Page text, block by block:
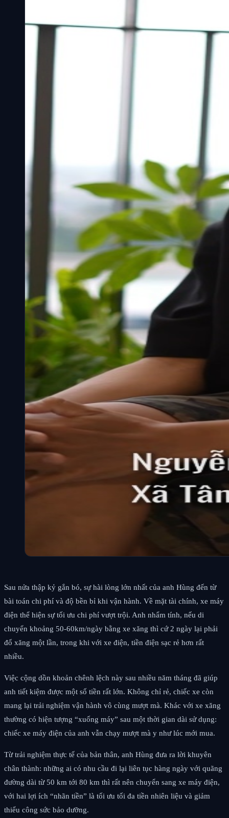
Sau nửa thập kỷ gắn bó, sự hài lòng lớn nhất của anh Hùng đến từ
bài toán chi phí và độ bền bỉ khi vận hành. Về mặt tài chính, xe máy
điện thể hiện sự tối ưu chi phí vượt trội. Anh nhẩm tính, nếu di
chuyển khoảng 50-60km/ngày bằng xe xăng thì cứ 2 ngày lại phải
đổ xăng một lần, trong khi với xe điện, tiền điện sạc rẻ hơn rất
nhiều.
Việc cộng dồn khoản chênh lệch này sau nhiều năm tháng đã giúp
anh tiết kiệm được một số tiền rất lớn. Không chỉ rẻ, chiếc xe còn
mang lại trải nghiệm vận hành vô cùng mượt mà. Khác với xe xăng
thường có hiện tượng “xuống máy” sau một thời gian dài sử dụng:
chiếc xe máy điện của anh vẫn chạy mượt mà y như lúc mới mua.
Từ trải nghiệm thực tế của bản thân, anh Hùng đưa ra lời khuyên
chân thành: những ai có nhu cầu đi lại liên tục hàng ngày với quãng
đường dài từ 50 km tới 80 km thì rất nên chuyển sang xe máy điện,
với hai lợi ích “nhãn tiền” là tối ưu tối đa tiền nhiên liệu và giảm
thiểu công sức bảo dưỡng.